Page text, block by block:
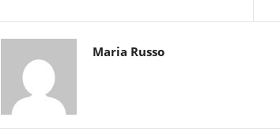
Maria Russo